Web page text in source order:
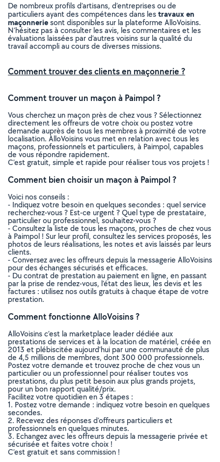
De nombreux profils d’artisans, d’entreprises ou de
particuliers ayant des compétences dans lestravaux en
maçonneriesont disponibles sur la plateforme AlloVoisins.
N’hésitez pas à consulter les avis, les commentaires et les
évaluations laissées par d’autres voisins sur la qualité du
travail accompli au cours de diverses missions.
Comment trouver des clients en maçonnerie ?
Comment trouver un maçon à Paimpol ?
Vous cherchez un maçon près de chez vous ? Sélectionnez
directement les offreurs de votre choix ou postez votre
demande auprès de tous les membres à proximité de votre
localisation. AlloVoisins vous met en relation avec tous les
maçons, professionnels et particuliers, à Paimpol, capables
de vous répondre rapidement.
C’est gratuit, simple et rapide pour réaliser tous vos projets !
Comment bien choisir un maçon à Paimpol ?
Voici nos conseils :
- Indiquez votre besoin en quelques secondes : quel service
recherchez-vous ? Est-ce urgent ? Quel type de prestataire,
particulier ou professionnel, souhaitez-vous ?
- Consultez la liste de tous les maçons, proches de chez vous
à Paimpol ! Sur leur profil, consultez les services proposés, les
photos de leurs réalisations, les notes et avis laissés par leurs
clients.
- Conversez avec les offreurs depuis la messagerie AlloVoisins
pour des échanges sécurisés et efficaces.
- Du contrat de prestation au paiement en ligne, en passant
par la prise de rendez-vous, l’état des lieux, les devis et les
factures : utilisez nos outils gratuits à chaque étape de votre
prestation.
Comment fonctionne AlloVoisins ?
AlloVoisins c’est la marketplace leader dédiée aux
prestations de services et à la location de matériel, créée en
2013 et plébiscitée aujourd’hui par une communauté de plus
de 4,5 millions de membres, dont 300 000 professionnels.
Postez votre demande et trouvez proche de chez vous un
particulier ou un professionnel pour réaliser toutes vos
prestations, du plus petit besoin aux plus grands projets,
pour un bon rapport qualité/prix.
Facilitez votre quotidien en 3 étapes :
1. Postez votre demande : indiquez votre besoin en quelques
secondes.
2. Recevez des réponses d’offreurs particuliers et
professionnels en quelques minutes.
3. Echangez avec les offreurs depuis la messagerie privée et
sécurisée et faites votre choix !
C’est gratuit et sans commission !